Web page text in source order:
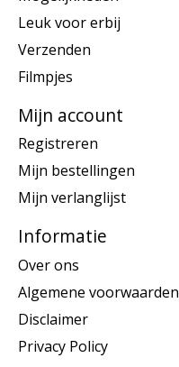
Leuk voor erbij
Verzenden
Filmpjes
Mijn account
Registreren
Mijn bestellingen
Mijn verlanglijst
Informatie
Over ons
Algemene voorwaarden
Disclaimer
Privacy Policy